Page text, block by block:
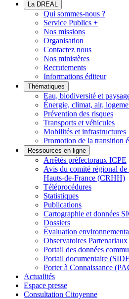
La DREAL
Qui sommes-nous ?
Service Publics +
Nos missions
Organisation
Contactez nous
Nos ministères
Recrutements
Informations éditeur
Thématiques
Eau, biodiversité et
Énergie, climat, air,
Prévention des risques
Transports et véhicules
Mobilités et infrastructures
Promotion de la transition
Ressources en ligne
Arrêtés préfectoraux ICPE
Avis du comité régional de
Hauts-de-France (CRHH)
Téléprocédures
Statistiques
Publications
Cartographie et données
Dossiers
Évaluation
Observatoires Partenariaux
Portail des données
Portail documentaire
Porter à Connaissance
Actualités
Espace presse
Consultation Citoyenne